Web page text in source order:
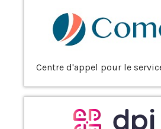
Centre d'appel pour le